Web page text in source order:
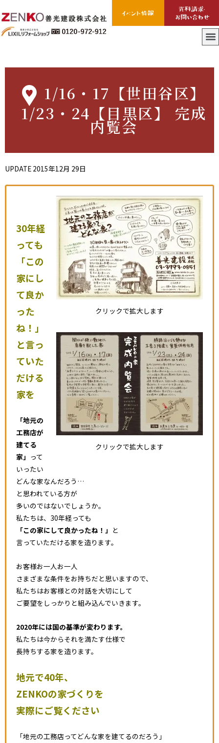
1/16・17【世田谷区】
1/23・24【目黒区】 完成
内覧会
UPDATE 2015年12月 29日
クリックで拡大します
クリックで拡大します
30年経
っても
「この
家にし
て良か
った
ね！」
と言っ
ていた
だける
家を
「地元の
工務店が
建てる
家」 って
いったい
どんな家なんだろう…
と思われている方が
多いのではないでしょうか。
私たちは、30年経っても
「この家にして良かったね！」 と
言っていただける家を造ります。
お客様お一人お一人
さまざまな条件をお持ちだと思いますので、
私たちはお客様との対話を大切にして
ご要望をしっかりと組み込んでいきます。
2020年には国の基準が変わります。
私たちは今からそれを満たす仕様で
長持ちする家を造ります。
地元で40年、
ZENKOの家づくりを
実際にご覧ください
「地元の工務店ってどんな家を建てるのだろう」